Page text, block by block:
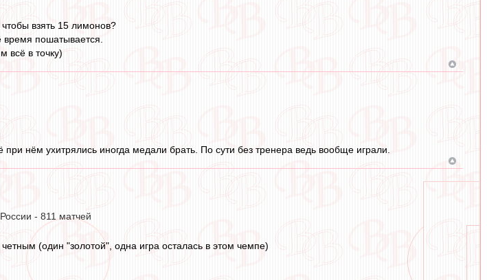
взять 15 лимонов?
время пошатывается.
всё в точку)
нём ухитрялись иногда медали брать. По сути без тренера ведь вообще играли.
- 811 матчей
(один "золотой", одна игра осталась в этом чемпе)